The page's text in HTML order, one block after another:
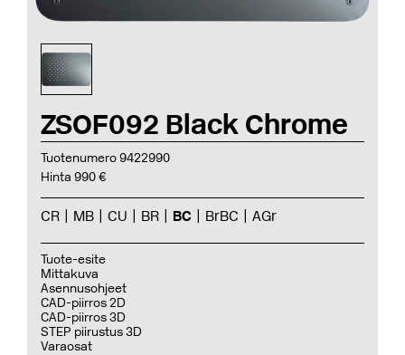
ZSOF092 Black Chrome
Tuotenumero 9422990
Hinta 990 €
CR MB CU BR BC BrBC AGr
Tuote-esite
Mittakuva
Asennusohjeet
CAD-piirros 2D
CAD-piirros 3D
STEP piirustus 3D
Varaosat